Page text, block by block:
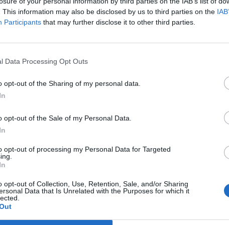
This information may also be disclosed by us to third parties on the
Participants that may further disclose it to other third parties.
Data Processing Opt Outs
opt-out of the Sharing of my personal data.
opt-out of the Sale of my Personal Data.
opt-out of processing my Personal Data for Targeted
opt-out of Collection, Use, Retention, Sale, and/or Sharing
Data that Is Unrelated with the Purposes for which it
az volt, hogy a Degel Hatora ultraortodox párt kedden
koalíció nem tudta elfogadtatni az ultraortodox közösséget
Kapcsolódó cikkünk 2026. 05. 13. ...
portfolio.hu hírarchívumához tartozik, melynek olvasása
cikkarchívum
elmúlt 2 év napon belüli
Előfizetés